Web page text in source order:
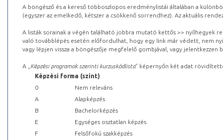
A böngésző és a kereső többoszlopos eredménylistái általában a
(egyszer az emelkedő, kétszer a csökkenő sorrendhez). Az aktuális
A listák sorainak a végén található jobbra mutató kettős >> nyílhegyek
való továbblépés esetén előfordulhat, hogy egy link már védett, nem
vagy lépjen vissza a böngészője megfelelő gombjával, vagy
A „ Képzési programok szerinti kurzuskódlista” képernyőn két adat
Képzési forma (szint)
0
Nem releváns
A
Alapképzés
B
Bachelorképzés
E
Egységes osztatlan képzés
F
Felsőfokú szakképzés